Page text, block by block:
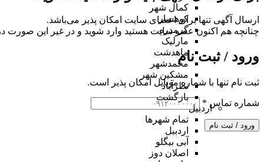
ارسال آگهی تنها برای اعضای سایت امکان پذیر می‌باشد.
چنانچه هم‌ اکنون عضو سایت هستید وارد شوید و در غیر این صورت
ورود / ثبت نام
ثبت نام تنها با شماره موبایل امکان پذیر است.
شماره تماس *
ورود / ثبت نام
کمال شهر
کوهسار
گرمدره
مارلیک
ماهدشت
محمدشهر
مشکین شهر
نظرآباد
بازگشت
اردبیل
تمام شهر‌ها
اردبیل
آبی بیگلو
اصلان دوز